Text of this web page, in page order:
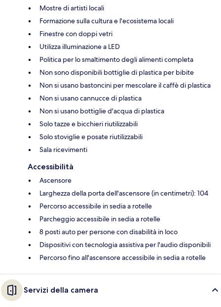
Mostre di artisti locali
Formazione sulla cultura e l'ecosistema locali
Finestre con doppi vetri
Utilizza illuminazione a LED
Politica per lo smaltimento degli alimenti completa
Non sono disponibili bottiglie di plastica per bibite
Non si usano bastoncini per mescolare il caffè di plastica
Non si usano cannucce di plastica
Non si usano bottiglie d'acqua di plastica
Solo tazze e bicchieri riutilizzabili
Solo stoviglie e posate riutilizzabili
Sala ricevimenti
Accessibilità
Ascensore
Larghezza della porta dell'ascensore (in centimetri): 104
Percorso accessibile in sedia a rotelle
Parcheggio accessibile in sedia a rotelle
8 posti auto per persone con disabilità in loco
Dispositivi con tecnologia assistiva per l'audio disponibili
Percorso fino all'ascensore accessibile in sedia a rotelle
Servizi della camera